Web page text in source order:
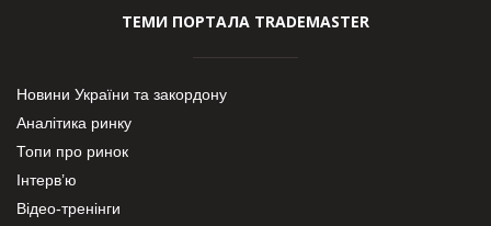
ТЕМИ ПОРТАЛА TRADEMASTER
Новини України та закордону
Аналітика ринку
Топи про ринок
Інтерв’ю
Відео-тренінги